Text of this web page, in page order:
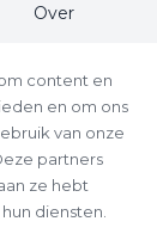
Over
content en
en om ons
van onze
partners
ze hebt
diensten.